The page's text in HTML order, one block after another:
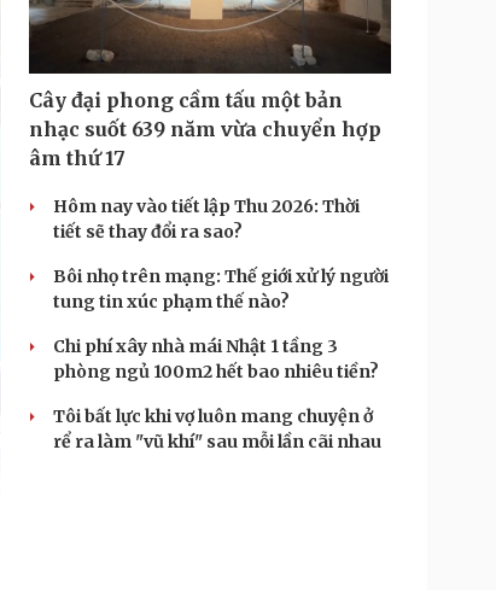
Cây đại phong cầm tấu một bản
nhạc suốt 639 năm vừa chuyển hợp
âm thứ 17
Hôm nay vào tiết lập Thu 2026: Thời
tiết sẽ thay đổi ra sao?
Bôi nhọ trên mạng: Thế giới xử lý người
tung tin xúc phạm thế nào?
Chi phí xây nhà mái Nhật 1 tầng 3
phòng ngủ 100m2 hết bao nhiêu tiền?
Tôi bất lực khi vợ luôn mang chuyện ở
rể ra làm "vũ khí" sau mỗi lần cãi nhau